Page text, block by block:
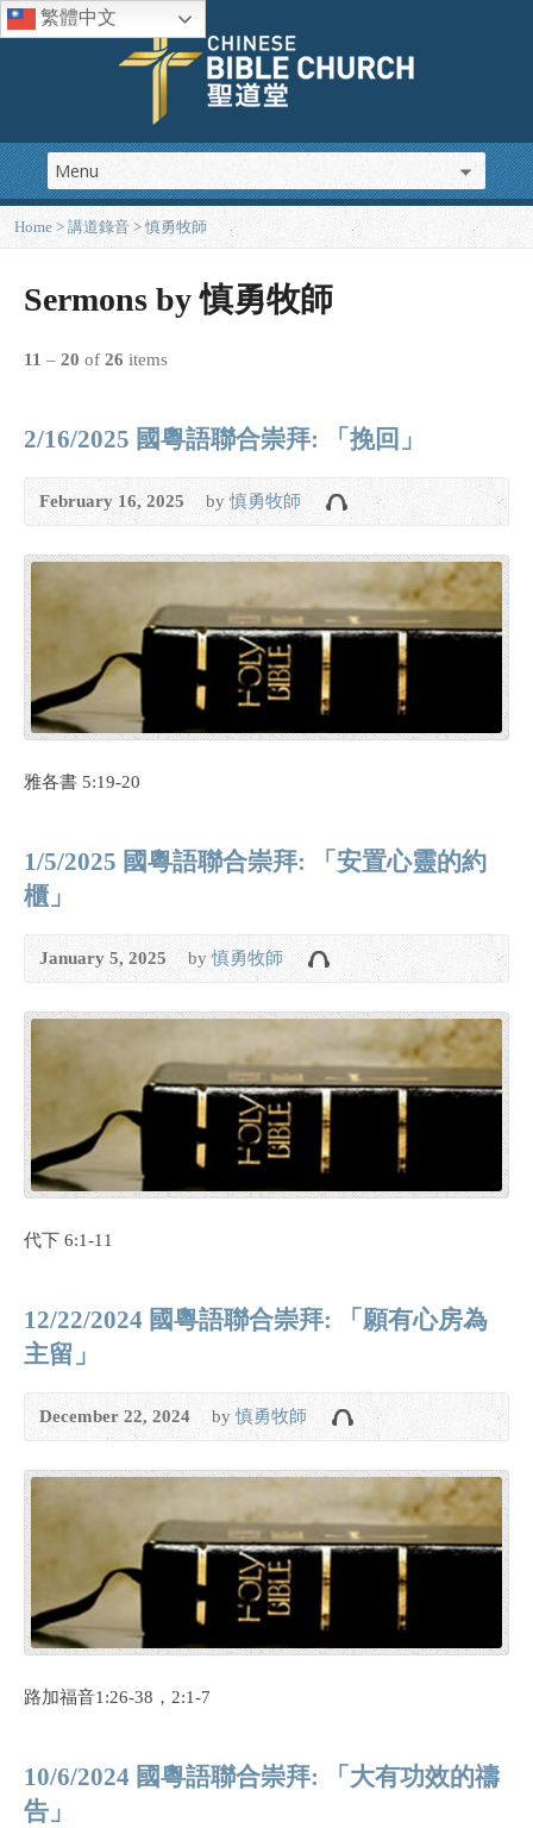
繁體中文
Home >講道錄音 > 慎勇牧師
Sermons by 慎勇牧師
11 – 20 of 26 items
2/16/2025 國粵語聯合崇拜: 「挽回」
February 16, 2025 by慎勇牧師
雅各書 5:19-20
1/5/2025 國粵語聯合崇拜: 「安置心靈的約
櫃」
January 5, 2025 by慎勇牧師
代下 6:1-11
12/22/2024 國粵語聯合崇拜: 「願有心房為
主留」
December 22, 2024 by慎勇牧師
路加福音1:26-38，2:1-7
10/6/2024 國粵語聯合崇拜: 「大有功效的禱
告」